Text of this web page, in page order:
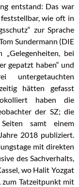
entstand: Das war
wie oft in
zur Sprache
Sundermann (DIE
bei
gepatzt haben“ und
hätten gefasst
haben die
der SZ; die
samt einem
2018 publiziert.
mit direkten
des Sachverhalts,
wo Halit Yozgat
Tatzeitpunkt mit